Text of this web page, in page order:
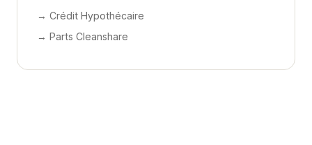
→ Crédit Hypothécaire
→ Parts Cleanshare